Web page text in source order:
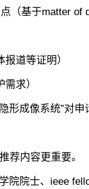
基于‌matter of
道等证明）
求）
成像系统”对申
内容更重要‌。
院士、ieee